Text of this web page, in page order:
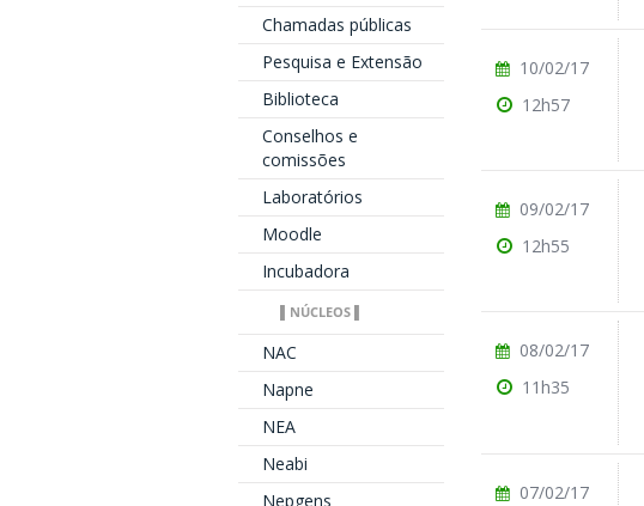
Chamadas públicas
Pesquisa e Extensão
Biblioteca
Conselhos e
comissões
Laboratórios
Moodle
Incubadora
▌NÚCLEOS ▌
NAC
Napne
NEA
Neabi
Nepgens
10/02/17
12h57
09/02/17
12h55
08/02/17
11h35
07/02/17